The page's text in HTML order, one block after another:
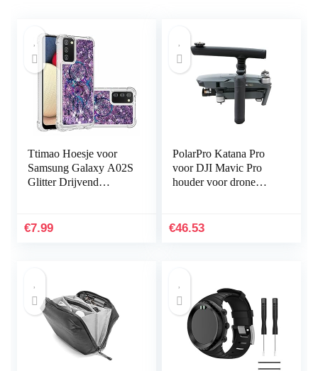
Ttimao Hoesje voor
Samsung Galaxy A02S
Glitter Drijvend
Transparant Zacht
€7.99
PolarPro Katana Pro
voor DJI Mavic Pro
houder voor drone
€46.53